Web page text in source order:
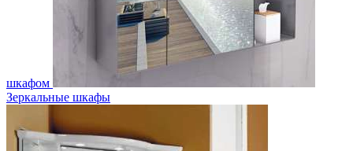
шкафом
Зеркальные шкафы